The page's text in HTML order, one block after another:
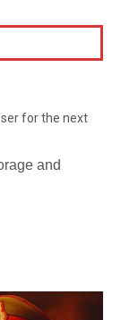
for the next
and